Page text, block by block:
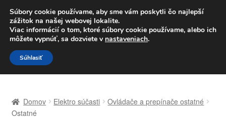
DOPRAVA od 6 EUR
Po–Pi 09:00–16:00 233 221 276
Preskočiť
na
navigáciu
Preskočiť
na
obsah
Celosvetová preprava
Domov Elektro súčasti
Ovládače a prepínače ostatné
Ostatné
Súbory cookie používame, aby sme vám poskytli čo najlepší
zážitok na našej webovej lokalite.
Viac informácií o tom, ktoré súbory cookie používame, alebo ich
môžete vypnúť, sa dozviete v nastaveniach.
Súhlasiť